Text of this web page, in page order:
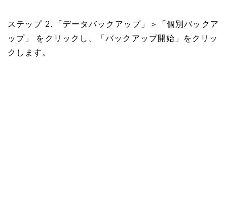
ステップ 2. 「データバックアップ」＞「個別バックア
ップ」 をクリックし、「バックアップ開始」をクリッ
クします。